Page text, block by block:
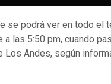
se podrá ver en todo el
a las 5:50 pm, cuando
Los Andes, según